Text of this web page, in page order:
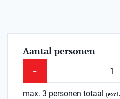
Aantal personen
-
max. 3 personen totaal